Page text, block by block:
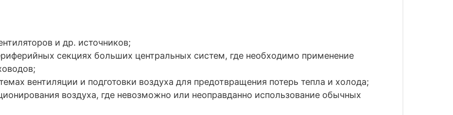
и др. источников;
секциях больших центральных систем, где необходимо применение
вентиляции и подготовки воздуха для предотвращения потерь тепла и холода;
воздуха, где невозможно или неоправданно использование обычных